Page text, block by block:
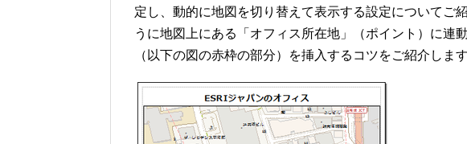
定し、動的に地図を切り替えて表示する設定についてご
うに地図上にある「オフィス所在地」（ポイント）に連
（以下の図の赤枠の部分）を挿入するコツをご紹介します